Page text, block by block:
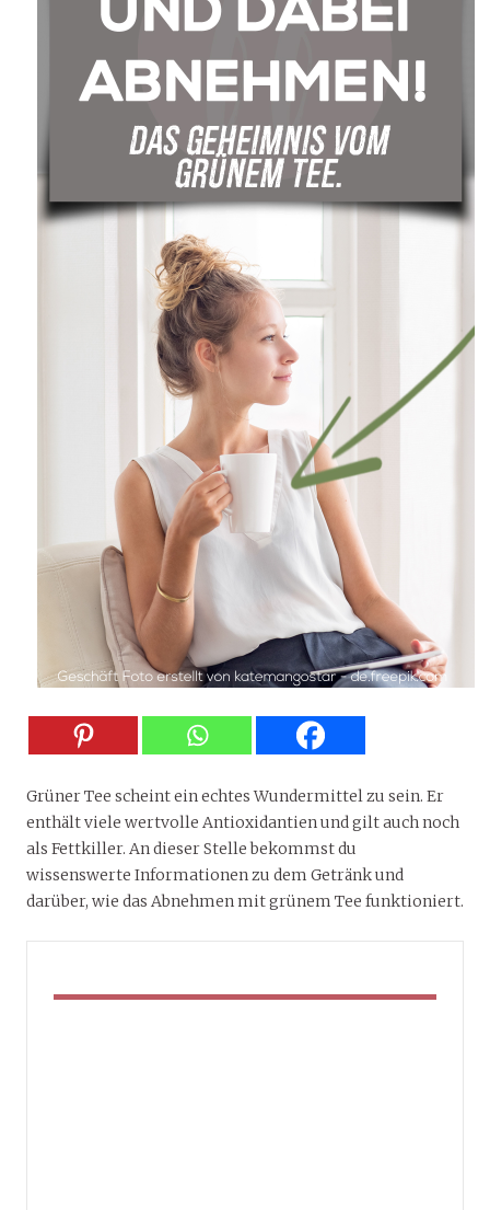
Grüner Tee scheint ein echtes Wundermittel zu sein. Er
enthält viele wertvolle Antioxidantien und gilt auch noch
als Fettkiller. An dieser Stelle bekommst du
wissenswerte Informationen zu dem Getränk und
darüber, wie das Abnehmen mit grünem Tee funktioniert.